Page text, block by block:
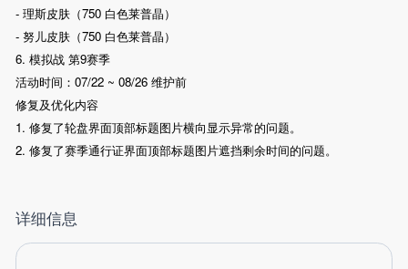
- 理斯皮肤（750 白色莱普晶）
- 努儿皮肤（750 白色莱普晶）
6. 模拟战 第9赛季
活动时间：07/22 ~ 08/26 维护前
修复及优化内容
1. 修复了轮盘界面顶部标题图片横向显示异常的问题。
2. 修复了赛季通行证界面顶部标题图片遮挡剩余时间的问题。
详细信息